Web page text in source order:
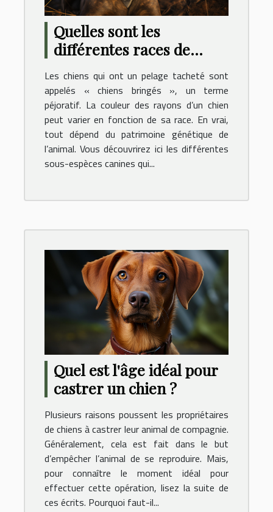
Quelles sont les
différentes races de
chiens connues pour
avoir un pelage bringé ?
Les chiens qui ont un pelage tacheté sont
appelés « chiens bringés », un terme
péjoratif. La couleur des rayons d’un chien
peut varier en fonction de sa race. En vrai,
tout dépend du patrimoine génétique de
l’animal. Vous découvrirez ici les différentes
sous-espèces canines qui...
Quel est l'âge idéal pour
castrer un chien ?
Plusieurs raisons poussent les propriétaires
de chiens à castrer leur animal de compagnie.
Généralement, cela est fait dans le but
d’empêcher l’animal de se reproduire. Mais,
pour connaître le moment idéal pour
effectuer cette opération, lisez la suite de
ces écrits. Pourquoi faut-il...